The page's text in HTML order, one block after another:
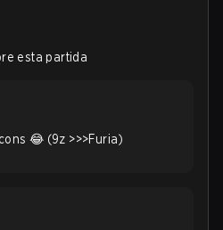
esta partida
😂 (9z >>>Furia)